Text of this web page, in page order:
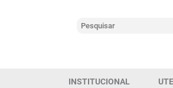
INSTITUCIONAL